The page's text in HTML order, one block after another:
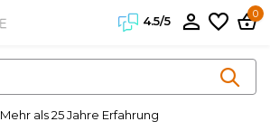
4.5/5
0
Mehr als 25 Jahre Erfahrung